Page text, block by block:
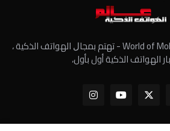
عالم الهواتف الذكية World of Mobile - ﺗﻬﺘﻢ ﺑﻤﺠﺎﻝ الهواتف الذكية ،
الهواتف الذكية أول بأول،